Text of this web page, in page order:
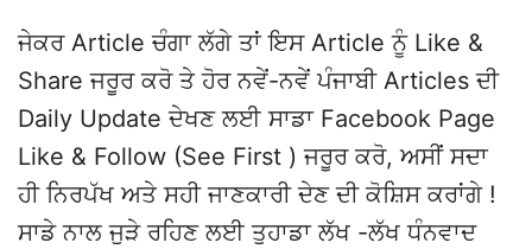
ਜੇਕਰ Article ਚੰਗਾ ਲੱਗੇ ਤਾਂ ਇਸ Article ਨੂੰ Like &
Share ਜਰੂਰ ਕਰੋ ਤੇ ਹੋਰ ਨਵੇਂ-ਨਵੇਂ ਪੰਜਾਬੀ Articles ਦੀ
Daily Update ਦੇਖਣ ਲਈ ਸਾਡਾ Facebook Page
Like & Follow (See First ) ਜਰੂਰ ਕਰੋ, ਅਸੀਂ ਸਦਾ
ਹੀ ਨਿਰਪੱਖ ਅਤੇ ਸਹੀ ਜਾਣਕਾਰੀ ਦੇਣ ਦੀ ਕੋਸ਼ਿਸ ਕਰਾਂਗੇ !
ਸਾਡੇ ਨਾਲ ਜੁੜੇ ਰਹਿਣ ਲਈ ਤੁਹਾਡਾ ਲੱਖ -ਲੱਖ ਧੰਨਵਾਦ